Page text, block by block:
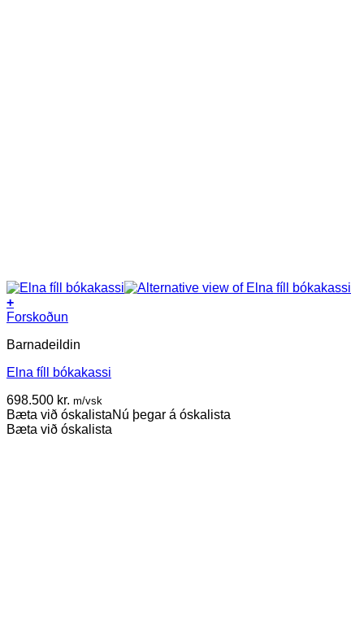
+
Forskoðun
Barnadeildin
Elna fíll bókakassi
698.500 kr. m/vsk
Bæta við óskalistaNú þegar á óskalista
Bæta við óskalista